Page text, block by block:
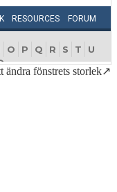
ändra fönstrets storlek↗